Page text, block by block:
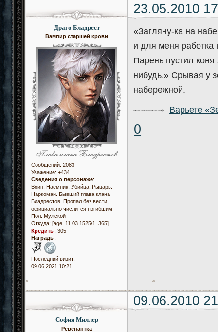
23.05.2010
Драго Бладрест
Вампир старшей крови
Сообщений: 2083
Уважение: +434
Сведения о персонаже:
Воин. Наемник. Убийца. Рыцарь.
Наркоман. Бывший глава клана
Бладрестов. Пропал без вести,
официально числится погибшим
Пол: Мужской
Откуда: [age=11.03.1525/1=365]
Кредиты: 305
Награды:
Последний визит:
09.06.2021 10:21
«Загляну-ка на
и для меня работка
Парень пустил
нибудь.» Срывая у
набережной.
Варьете
0
09.06.2010
София Миллер
Ревенантка